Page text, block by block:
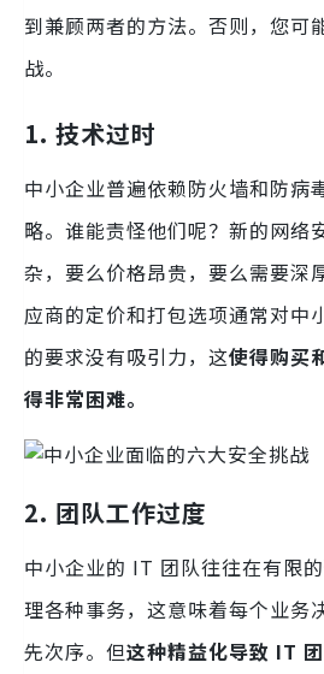
到兼顾两者的方法。否则，您可
战。
1. 技术过时
中小企业普遍依赖防火墙和防病
略。谁能责怪他们呢？新的网络
杂，要么价格昂贵，要么需要深
应商的定价和打包选项通常对中
的要求没有吸引力，这使得购买
得非常困难。
2. 团队工作过度
中小企业的 IT 团队往往在有限
理各种事务，这意味着每个业务
先次序。但这种精益化导致 IT